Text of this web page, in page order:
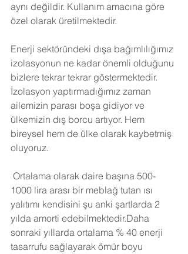
aynı değildir. Kullanım amacına göre
özel olarak üretilmektedir.
Enerji sektöründeki dışa bağımlılığımız
izolasyonun ne kadar önemli olduğunu
bizlere tekrar tekrar göstermektedir.
İzolasyon yaptırmadığımız zaman
ailemizin parası boşa gidiyor ve
ülkemizin dış borcu artıyor. Hem
bireysel hem de ülke olarak kaybetmiş
oluyoruz.
Ortalama olarak daire başına 500-
1000 lira arası bir meblağ tutan ısı
yalıtımı kendisini şu anki şartlarda 2
yılda amorti edebilmektedir.Daha
sonraki yıllarda ortalama % 40 enerji
tasarrufu sağlayarak ömür boyu